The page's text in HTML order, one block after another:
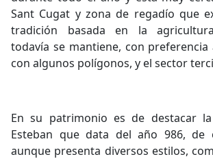
Sant Cugat y zona de regadío que
tradición basada en la
todavía se mantiene, con preferencia
con algunos polígonos, y el sector
En su patrimonio es de destacar
Esteban que data del año 986, de
aunque presenta diversos estilos,